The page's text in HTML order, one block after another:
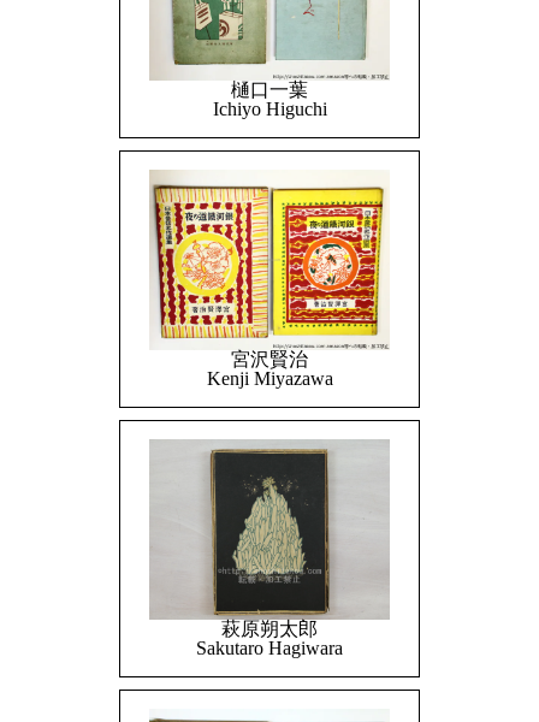
樋口一葉
Ichiyo Higuchi
宮沢賢治
Kenji Miyazawa
萩原朔太郎
Sakutaro Hagiwara